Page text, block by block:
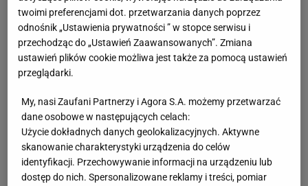
twoimi preferencjami dot. przetwarzania danych poprzez
odnośnik „Ustawienia prywatności ” w stopce serwisu i
przechodząc do „Ustawień Zaawansowanych”. Zmiana
ustawień plików cookie możliwa jest także za pomocą ustawień
przeglądarki.
My, nasi Zaufani Partnerzy i Agora S.A. możemy przetwarzać
dane osobowe w następujących celach:
Użycie dokładnych danych geolokalizacyjnych. Aktywne
skanowanie charakterystyki urządzenia do celów
identyfikacji. Przechowywanie informacji na urządzeniu lub
dostęp do nich. Spersonalizowane reklamy i treści, pomiar